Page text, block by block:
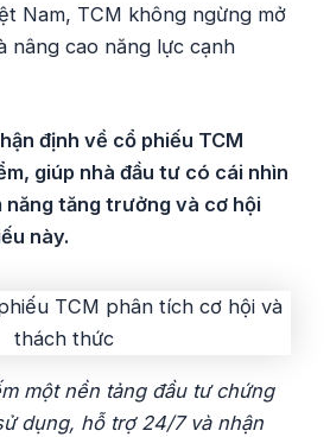
Nam, TCM không ngừng mở
nâng cao năng lực cạnh
định về cổ phiếu TCM
giúp nhà đầu tư có cái nhìn
tăng trưởng và cơ hội
này.
một nền tảng đầu tư chứng
dụng, hỗ trợ 24/7 và nhận